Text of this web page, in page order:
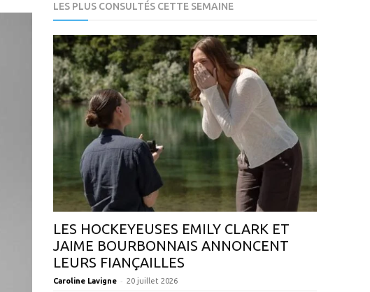
LES PLUS CONSULTÉS CETTE SEMAINE
LES HOCKEYEUSES EMILY CLARK ET
JAIME BOURBONNAIS ANNONCENT
LEURS FIANÇAILLES
Caroline Lavigne - 20 juillet 2026